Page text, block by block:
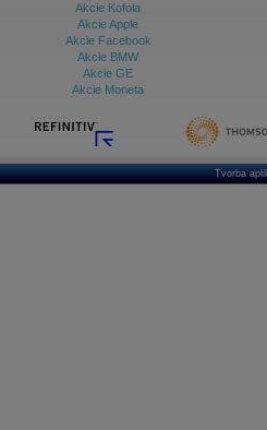
Akcie Kofola
Akcie Apple
Akcie Facebook
Akcie BMW
Akcie GE
Akcie Moneta
Tvorba